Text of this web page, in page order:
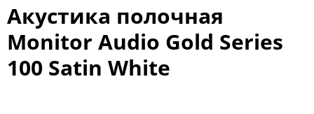
Акустика полочная
Monitor Audio Gold Series
100 Satin White